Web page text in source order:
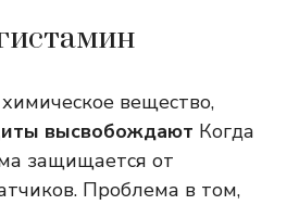
вещество,
высвобождают Когда
защищается от
Проблема в том,